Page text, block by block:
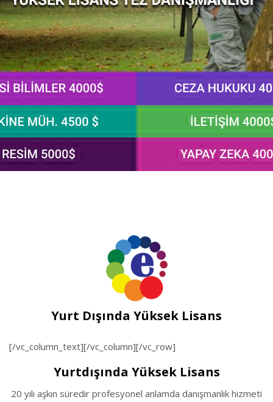
Yurt Dışında Yüksek Lisans
[/vc_column_text][/vc_column][/vc_row]
Yurtdışında Yüksek Lisans
20 yılı aşkın süredir profesyonel anlamda danışmanlık hizmeti